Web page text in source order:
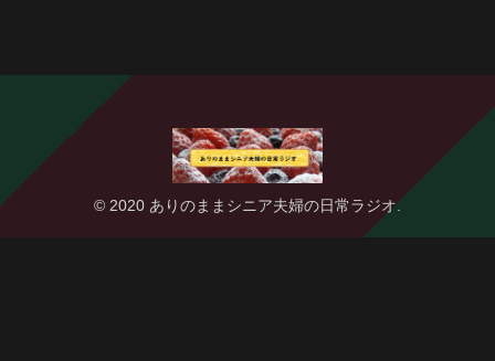
© 2020 ありのままシニア夫婦の日常ラジオ.